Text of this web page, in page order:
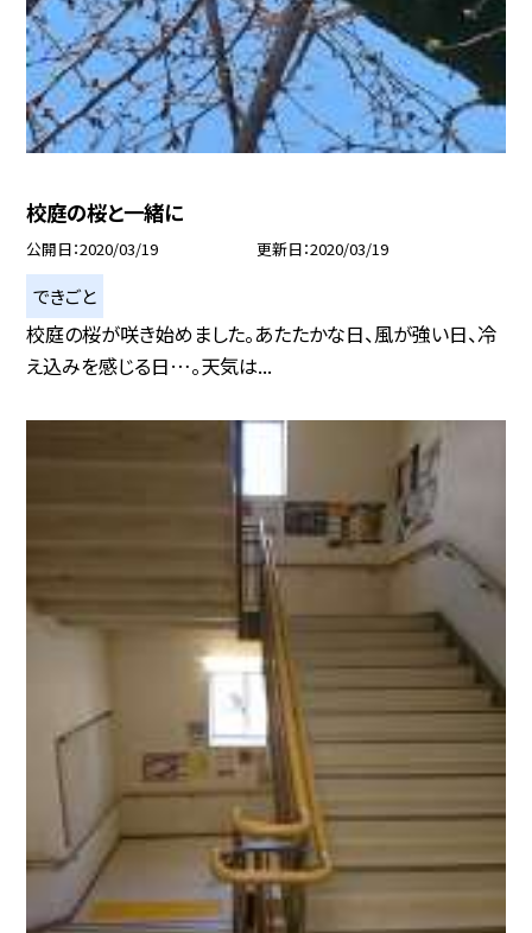
校庭の桜と一緒に
公開日 2020/03/19 更新日 2020/03/19
できごと
校庭の桜が咲き始めました。あたたかな日、風が強い日、冷
え込みを感じる日…。天気は...